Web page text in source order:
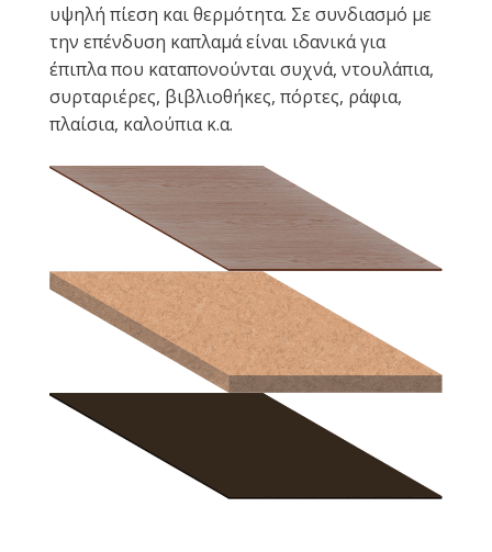
υψηλή πίεση και θερμότητα. Σε συνδιασμό με
την επένδυση καπλαμά είναι ιδανικά για
έπιπλα που καταπονούνται συχνά, ντουλάπια,
συρταριέρες, βιβλιοθήκες, πόρτες, ράφια,
πλαίσια, καλούπια κ.α.